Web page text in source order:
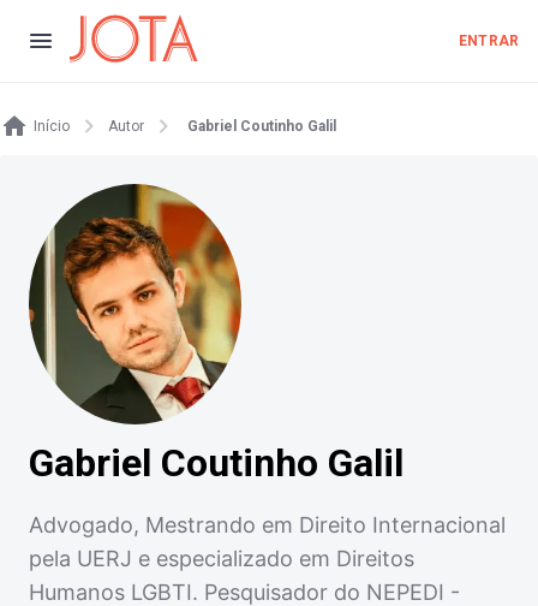
ENTRAR
Início Autor Gabriel Coutinho Galil
Gabriel Coutinho Galil
Advogado, Mestrando em Direito Internacional
pela UERJ e especializado em Direitos
Humanos LGBTI. Pesquisador do NEPEDI -